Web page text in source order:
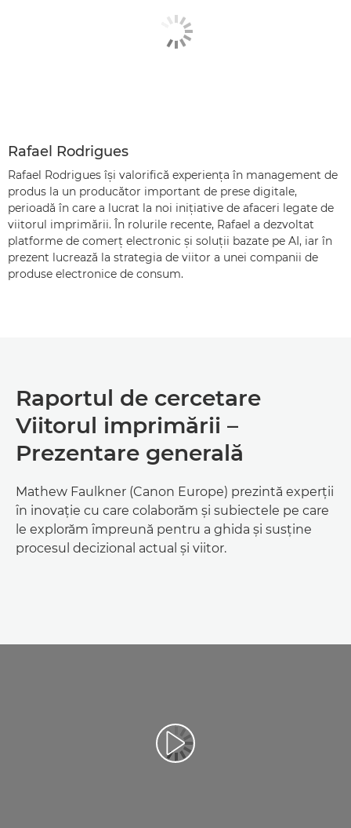
Rafael Rodrigues
Rafael Rodrigues îşi valorifică experienţa în management de
produs la un producător important de prese digitale,
perioadă în care a lucrat la noi iniţiative de afaceri legate de
viitorul imprimării. În rolurile recente, Rafael a dezvoltat
platforme de comerţ electronic şi soluţii bazate pe AI, iar în
prezent lucrează la strategia de viitor a unei companii de
produse electronice de consum.
Raportul de cercetare
Viitorul imprimării –
Prezentare generală
Mathew Faulkner (Canon Europe) prezintă experţii
în inovaţie cu care colaborăm şi subiectele pe care
le explorăm împreună pentru a ghida şi susţine
procesul decizional actual şi viitor.